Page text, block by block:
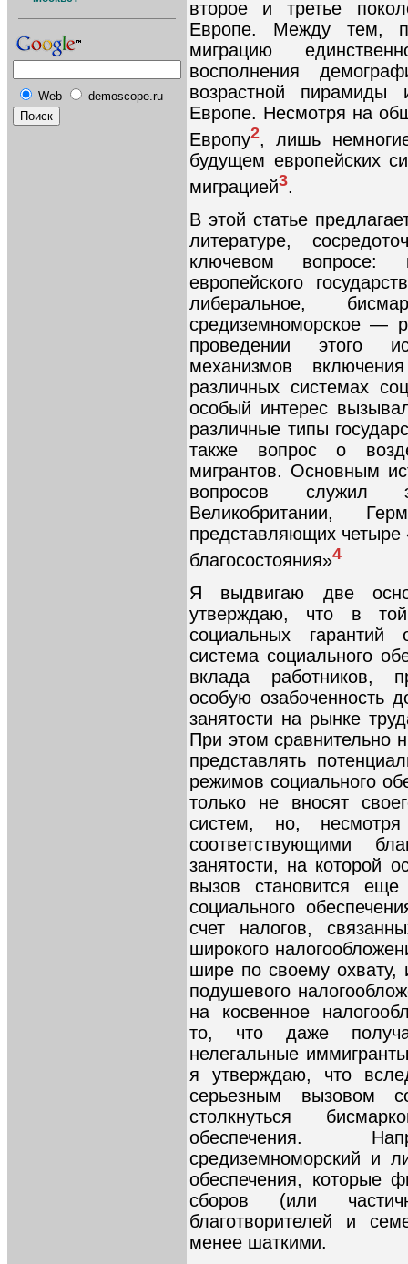
Web demoscope.ru
второе и третье
Европе. Между тем,
миграцию
восполнения
возрастной
Европе. Несмотря на
Европу2, лишь
будущем европейских
миграцией3.
В этой статье
литературе,
ключевом вопросе:
европейского
либеральное,
средиземноморское —
проведении этого
механизмов
различных системах
особый интерес
различные типы
также вопрос о
мигрантов. Основным
вопросов служил
Великобритании,
представляющих четыре
благосостояния»4
Я выдвигаю две
утверждаю, что в
социальных гарантий
система социального
вклада работников,
особую озабоченность
занятости на рынке
При этом сравнительно
представлять
режимов социального
только не вносят
систем, но,
соответствующими
занятости, на которой
вызов становится
социального
счет налогов,
широкого
шире по своему охвату,
подушевого
на косвенное
то, что даже
нелегальные
я утверждаю, что
серьезным вызовом
столкнуться
обеспечения.
средиземноморский и
обеспечения, которые
сборов (или
благотворителей и
менее шаткими.